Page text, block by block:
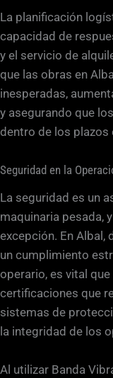
La planificación
capacidad de
y el servicio de
que las obras en
inesperadas,
y asegurando que
dentro de los plazos
Seguridad en la
La seguridad es un
maquinaria pesada,
excepción. En Albal,
un cumplimiento
operario, es vital
certificaciones que
sistemas de
la integridad de los
Al utilizar Banda